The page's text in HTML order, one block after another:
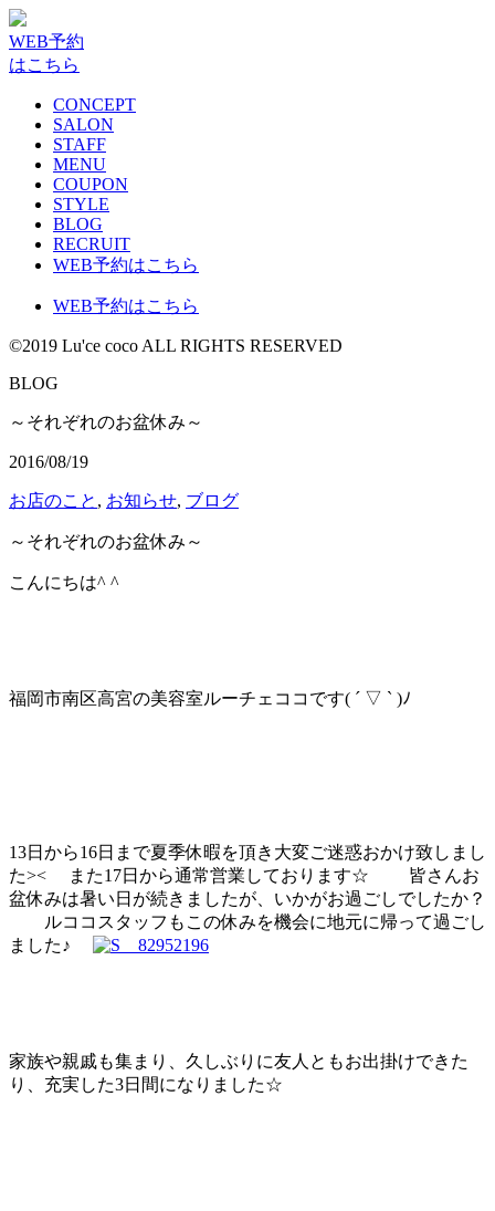
WEB予約
はこちら
CONCEPT
SALON
STAFF
MENU
COUPON
STYLE
BLOG
RECRUIT
WEB予約はこちら
WEB予約はこちら
©2019 Lu'ce coco ALL RIGHTS RESERVED
BLOG
～それぞれのお盆休み～
2016/08/19
お店のこと , お知らせ, ブログ
～それぞれのお盆休み～
こんにちは^ ^
福岡市南区高宮の美容室ルーチェココです( ´ ▽ ` )ﾉ
13日から16日まで夏季休暇を頂き大変ご迷惑おかけ致しまし
た>< また17日から通常営業しております☆ 皆さんお
盆休みは暑い日が続きましたが、いかがお過ごしでしたか？
ルココスタッフもこの休みを機会に地元に帰って過ごし
ました♪
家族や親戚も集まり、久しぶりに友人ともお出掛けできた
り、充実した3日間になりました☆